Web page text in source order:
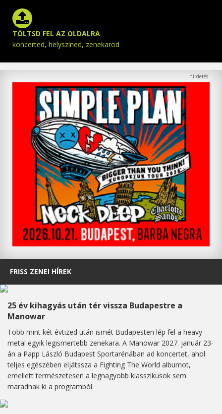
TÖLTSD FEL AZ OLDALRA
koncerted, helyszíned, zenekarod
FRISS ZENEI HÍREK
25 év kihagyás után tér vissza Budapestre a
Manowar
Több mint két évtized után ismét Budapesten lép fel a heavy
metal egyik legismertebb zenekara. A Manowar 2027. január 23-
án a Papp László Budapest Sportarénában ad koncertet, ahol
teljes egészében eljátssza a Fighting The World albumot,
emellett természetesen a legnagyobb klasszikusok sem
maradnak ki a programból.